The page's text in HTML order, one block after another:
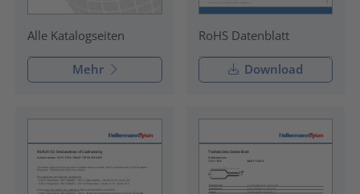
Alle Katalogseiten
Mehr
RoHS Datenblatt
Download